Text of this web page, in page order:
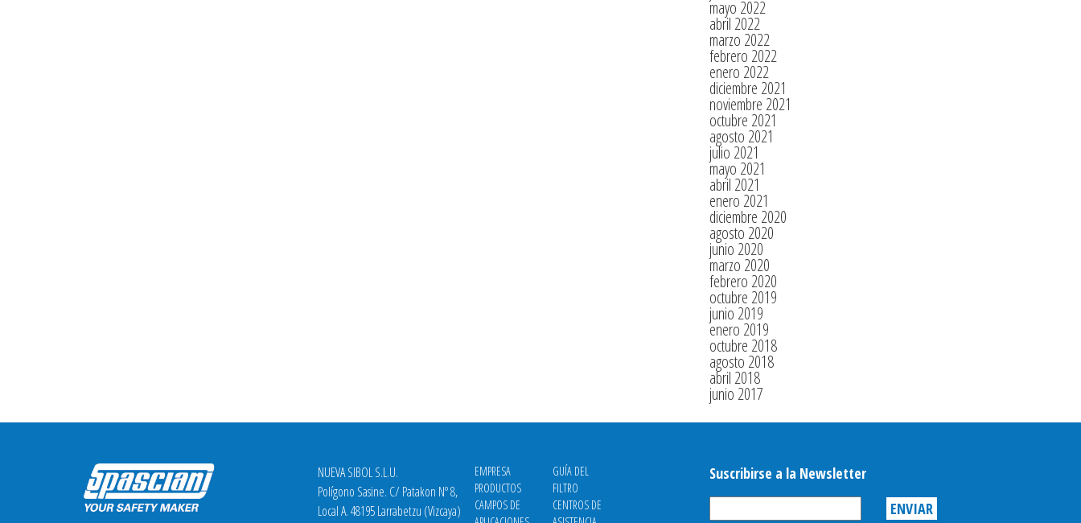
mayo 2022
abril 2022
marzo 2022
febrero 2022
enero 2022
diciembre 2021
noviembre 2021
octubre 2021
agosto 2021
julio 2021
mayo 2021
abril 2021
enero 2021
diciembre 2020
agosto 2020
junio 2020
marzo 2020
febrero 2020
octubre 2019
junio 2019
enero 2019
octubre 2018
agosto 2018
abril 2018
junio 2017
NUEVA SIBOL S.L.U.
Polígono Sasine. C/ Patakon Nº 8,
Local A. 48195 Larrabetzu (Vizcaya)
EMPRESA
PRODUCTOS
CAMPOS DE
GUÍA DEL
FILTRO
CENTROS DE
Suscribirse a la Newsletter